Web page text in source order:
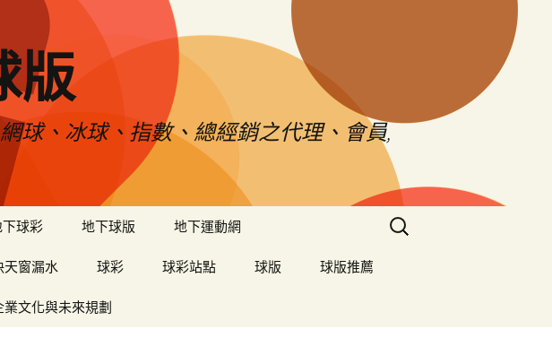
版
球、冰球、指數、總經銷之代理、會員,
球彩 地下球版 地下運動網
天窗漏水 球彩 球彩站點 球版 球版推薦
文化與未來規劃
搜
尋